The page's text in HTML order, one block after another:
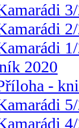
2020
-